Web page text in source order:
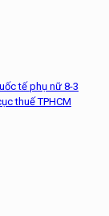
tế phụ nữ 8-3
thuế TPHCM